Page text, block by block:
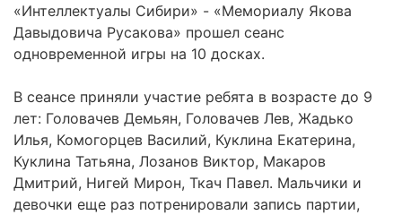
«Интеллектуалы Сибири» - «Мемориалу Якова
Давыдовича Русакова» прошел сеанс
одновременной игры на 10 досках.
В сеансе приняли участие ребята в возрасте до 9
лет: Головачев Демьян, Головачев Лев, Жадько
Илья, Комогорцев Василий, Куклина Екатерина,
Куклина Татьяна, Лозанов Виктор, Макаров
Дмитрий, Нигей Мирон, Ткач Павел. Мальчики и
девочки еще раз потренировали запись партии,